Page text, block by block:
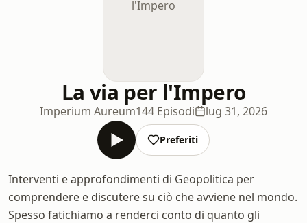
La via per l'Impero
Imperium Aureum144 Episodi lug 31, 2026
Preferiti
Interventi e approfondimenti di Geopolitica per
comprendere e discutere su ciò che avviene nel mondo.
Spesso fatichiamo a renderci conto di quanto gli